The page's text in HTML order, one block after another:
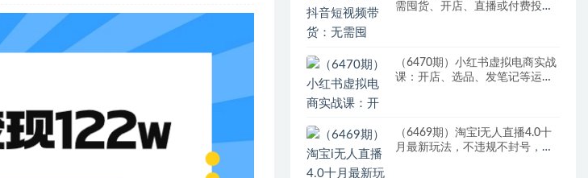
需囤货、开店、直播或付费投
（6470期）小红书虚拟电商实战
课：开店、选品、发笔记等运营
（6469期）淘宝i无人直播4.0十
月最新玩法，不违规不封号，完